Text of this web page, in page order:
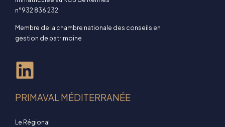
n°932 836 232
Membre de la chambre nationale des conseils en
gestion de patrimoine
PRIMAVAL MÉDITERRANÉE
Le Régional